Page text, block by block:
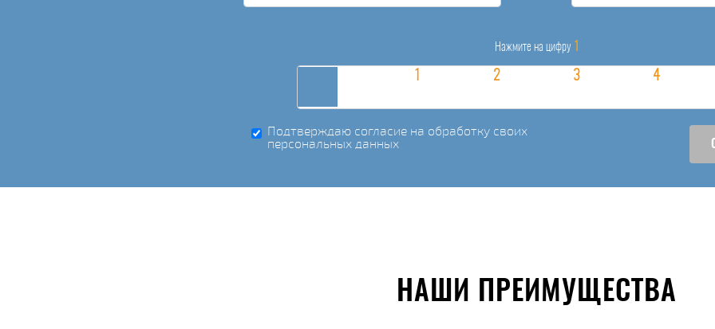
Нажмите на цифру 1
Подтверждаю согласие на обработку своих
персональных данных
НАШИ ПРЕИМУЩЕСТВА